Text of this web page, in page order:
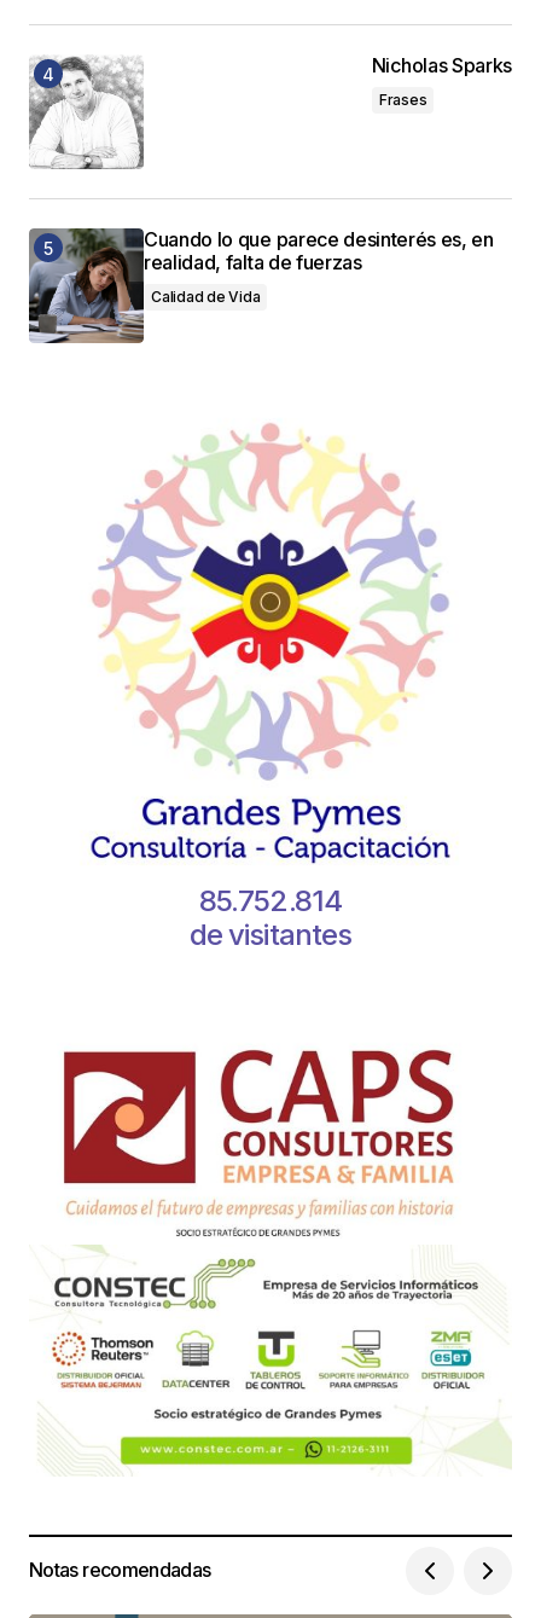
Nicholas Sparks
Frases
Cuando lo que parece desinterés es, en
realidad, falta de fuerzas
Calidad de Vida
85.752.814
de visitantes
Notas recomendadas